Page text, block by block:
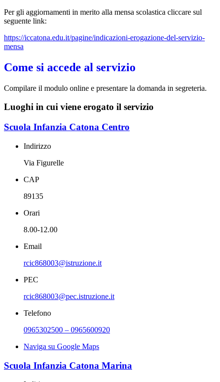
Per gli aggiornamenti in merito alla mensa scolastica cliccare sul
seguente link:
https://iccatona.edu.it/pagine/indicazioni-erogazione-del-servizio-
mensa
Come si accede al servizio
Compilare il modulo online e presentare la domanda in segreteria.
Luoghi in cui viene erogato il servizio
Scuola Infanzia Catona Centro
Indirizzo
Via Figurelle
CAP
89135
Orari
8.00-12.00
Email
rcic868003@istruzione.it
PEC
rcic868003@pec.istruzione.it
Telefono
0965302500 – 0965600920
Naviga su Google Maps
Scuola Infanzia Catona Marina